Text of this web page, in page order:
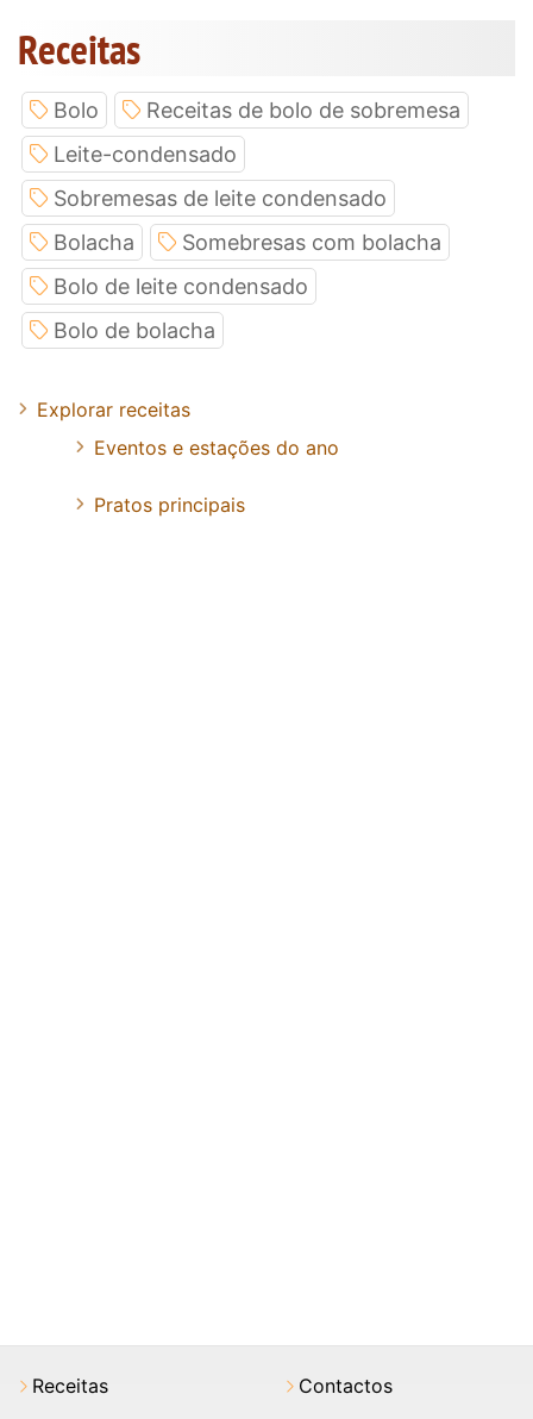
Receitas
Bolo
Receitas de bolo de sobremesa
Leite-condensado
Sobremesas de leite condensado
Bolacha
Somebresas com bolacha
Bolo de leite condensado
Bolo de bolacha
Explorar receitas
Eventos e estações do ano
Pratos principais
Receitas
Contactos